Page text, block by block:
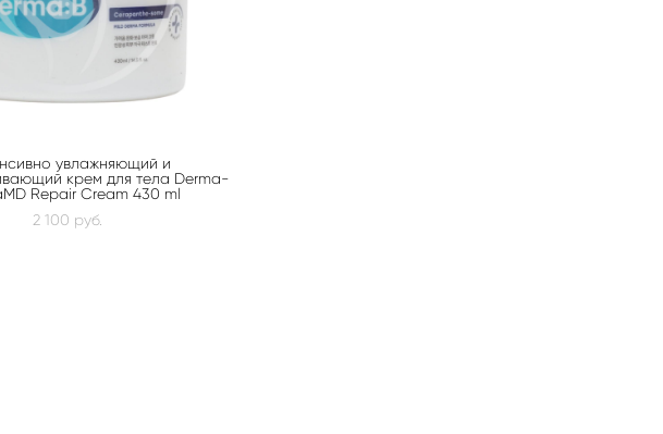
увлажняющий и
крем для тела Derma-
Repair Cream 430 ml
2 100 pуб.